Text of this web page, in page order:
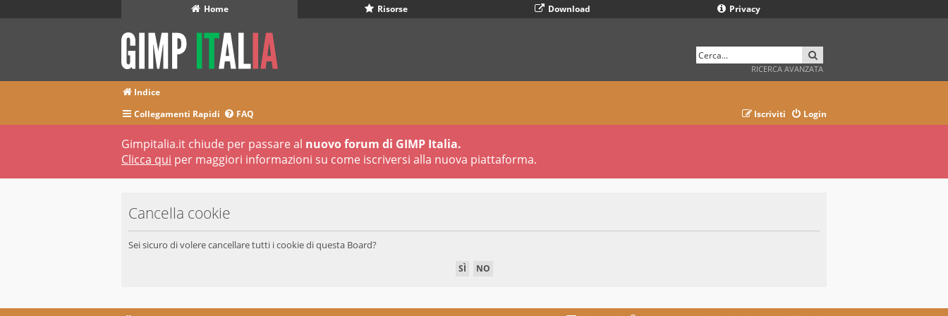
Home Risorse Download Privacy
RICERCA AVANZATA
Indice
Collegamenti Rapidi
FAQ Login
Iscriviti
Gimpitalia.it chiude per passare al nuovo forum di GIMP Italia.
Clicca qui per maggiori informazioni su come iscriversi alla nuova piattaforma.
Cancella cookie
Sei sicuro di volere cancellare tutti i cookie di questa Board?